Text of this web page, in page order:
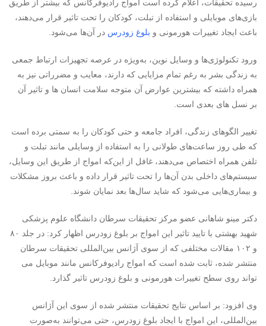
رسیده تحقیقات، اعلام کرده است امواج رادیوفرکانس که بیشتر از طریق
بازی‌های موبایلی و استفاده از تبلت، کودکان را تحت تاثیر قرار می‌دهند،
باعث ایجاد تغییرات هورمونی و بلوغ زودرس در آن‌ها می‌شود.
ورود تکنولوژی‌ها و وسایل نوین، به‌ویژه در عرصه تجهیزات ارتباط جمعی
به زندگی بشر به رغم تمام مزایایی که دارند، معایب و مضرراتی نیز به
همراه داشته که بیشترین عوارض آن متوجه سلامت انسان ها و تاثیر آن
بر نسل های بعدی است.
تغییر الگوهای زندگی، افراد جامعه و حتی کودکان را به سمتی برده است
که طی روز ساعت‌های طولانی را به استفاده از وسایلی مانند تبلت و
تلفن همراه اختصاص می‌دهند، غافل از این‌که امواج از طریق این وسایل،
سیستم‌های داخلی بدن آن‌ها را تحت تاثیر قرار داده و باعث بروز مشکلات
و بیماری‌هایی می‌شود که شاید سال‌ها بعد نمایان شوند.
دکتر مینو شاهانی عضو مرکز تحقیقات سرطان دانشگاه علوم پزشکی
شهید بهشتی با تایید تاثیر این امواج بر بلوغ زودرس اظهار کرد: در جلد ۸۰
و ۱۰۲ مقالات مختلفی که از سوی آژانس بین‌المللی تحقیقات سرطان
منتشر شده، ثابت شده است که امواج رادیوفرکانس مانند موبایل می
تواند روی سطح تغییرات هورمونی و بلوغ زودرس تاثیر گذارد.
وی افزود: بر اساس نتایج تحقیقات منتشر شده از سوی این آژانس
بین‌المللی، این امواج با ایجاد بلوغ زودرس، حتی می‌توانند به‌صورت